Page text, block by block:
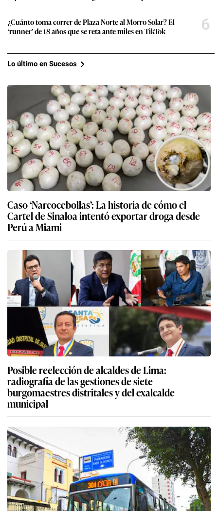
¿Cuánto toma correr de Plaza Norte al Morro Solar? El
‘runner’ de 18 años que se reta ante miles en TikTok
6
Lo último en Sucesos
Caso ‘Narcocebollas’: La historia de cómo el
Cartel de Sinaloa intentó exportar droga desde
Perú a Miami
Posible reelección de alcaldes de Lima:
radiografía de las gestiones de siete
burgomaestres distritales y del exalcalde
municipal